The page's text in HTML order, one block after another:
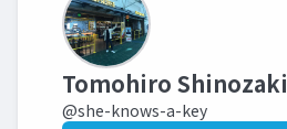
Tomohiro Shinozaki
@she-knows-a-key